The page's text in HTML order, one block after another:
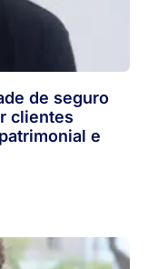
de seguro
clientes
e